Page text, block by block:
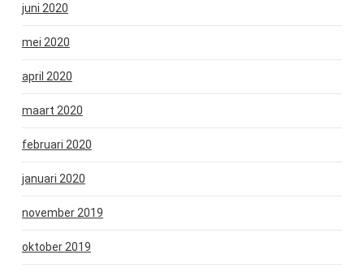
juni 2020
mei 2020
april 2020
maart 2020
februari 2020
januari 2020
november 2019
oktober 2019